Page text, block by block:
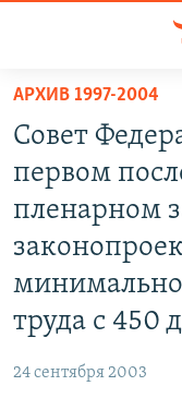
упрощенного
доступа
основному
содержанию
главной
Вернутся
АВТОРСКИЕ
МНЕНИЯ
КУЛЬТУРА
АРХИВ 1997-2004
Совет
первом
пленарном
труда с 450
24 сентября 2003